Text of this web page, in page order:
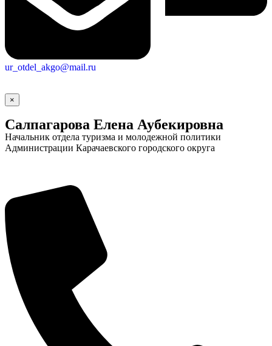
ur_otdel_akgo@mail.ru
×
Салпагарова Елена Аубекировна
Начальник отдела туризма и молодежной политики
Администрации Карачаевского городского округа